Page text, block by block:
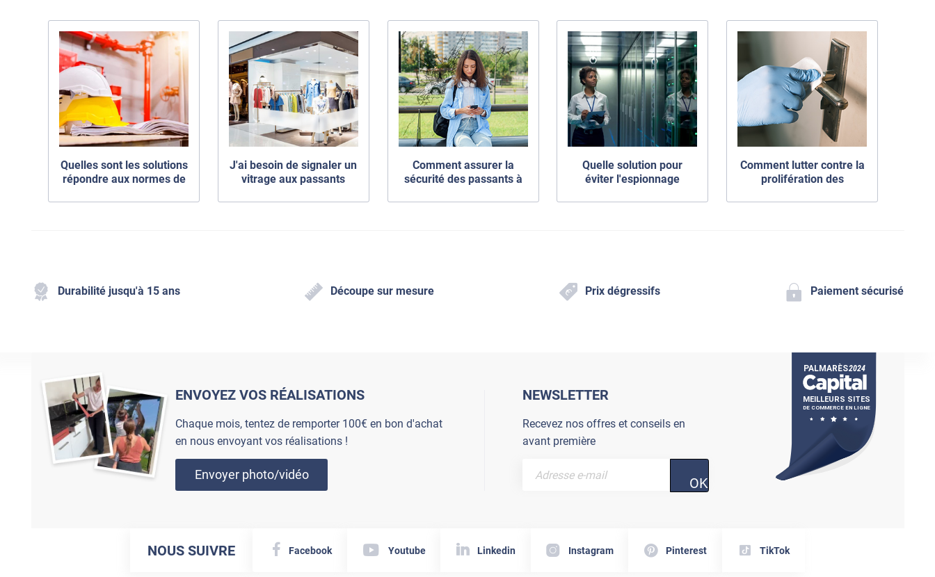
Quelles sont les solutions
répondre aux normes de
?
J'ai besoin de signaler un
vitrage aux passants
Comment assurer la
sécurité des passants à
Quelle solution pour
éviter l'espionnage
Comment lutter contre la
prolifération des
surfaces ?
Durabilité jusqu'à 15 ans Découpe sur mesure Prix dégressifs Paiement sécurisé
ENVOYEZ VOS RÉALISATIONS
Chaque mois, tentez de remporter 100€ en bon d'achat
en nous envoyant vos réalisations !
Envoyer photo/vidéo
NEWSLETTER
Recevez nos offres et conseils en
avant première
OK
NOUS SUIVRE Facebook Youtube Linkedin Instagram Pinterest TikTok